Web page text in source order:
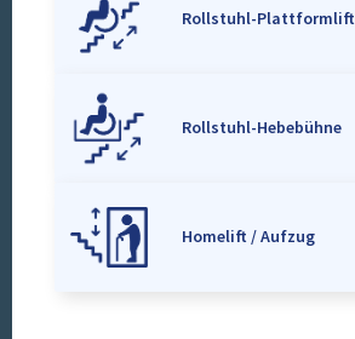
Rollstuhl-Plattformlift
Rollstuhl-Hebebühne
Homelift / Aufzug